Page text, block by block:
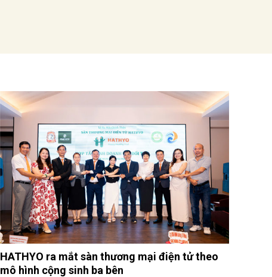
HATHYO ra mắt sàn thương mại điện tử theo
mô hình cộng sinh ba bên